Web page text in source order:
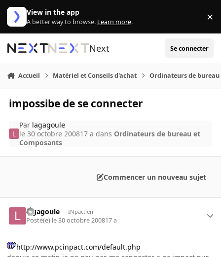
Aller au contenu
View in the app
A better way to browse. Learn more. ×
Next Se connecter
Accueil Matériel et Conseils d'achat Ordinateurs de bureau
impossibe de se connecter
Par lagagoule
le 30 octobre 200817 a dans Ordinateurs de bureau et
Composants
Commencer un nouveau sujet
lagagoule INpactien
Posté(e) le 30 octobre 200817 a
http://www.pcinpact.com/default.php